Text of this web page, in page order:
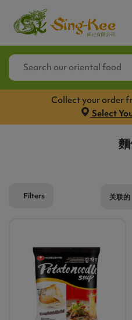
Collect your order
Select
Filters 关联的